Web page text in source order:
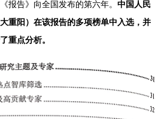
报告》向全国发布的第六年。 中国人民
重阳）在该报告的多项榜单中入选，并
重点分析。